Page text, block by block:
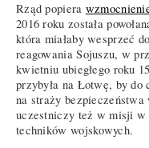
Rząd popiera
2016 roku została
która miałaby wesprzeć
reagowania Sojuszu, w
kwietniu ubiegłego roku
przybyła na Łotwę, by do
na straży bezpieczeństwa
uczestniczy też w misji
techników wojskowych.